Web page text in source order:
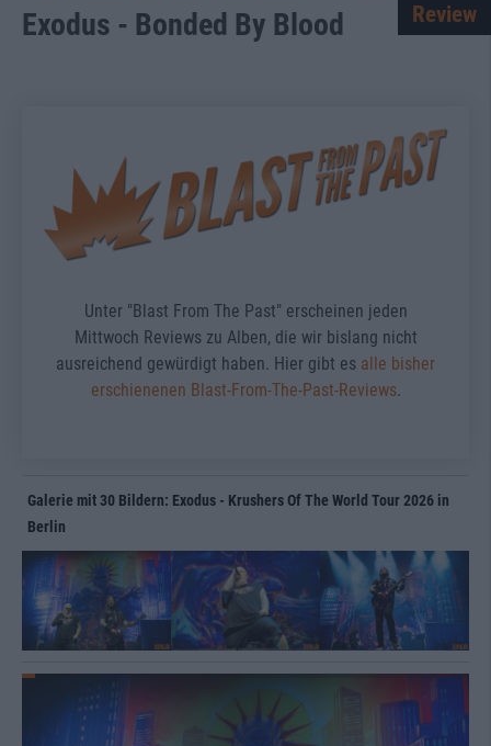
Exodus - Bonded By Blood Review
Unter "Blast From The Past" erscheinen jeden
Mittwoch Reviews zu Alben, die wir bislang nicht
ausreichend gewürdigt haben. Hier gibt es alle bisher
erschienenen Blast-From-The-Past-Reviews.
Galerie mit 30 Bildern: Exodus - Krushers Of The World Tour 2026 in
Berlin